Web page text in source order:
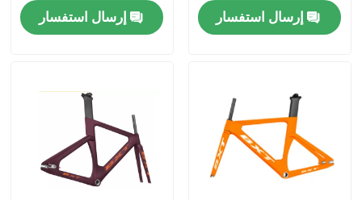
اطلب اقتباس
دراجة جبلية الكربون
دراجة طريق الكربون
إرسال استفسار
إرسال استفسار